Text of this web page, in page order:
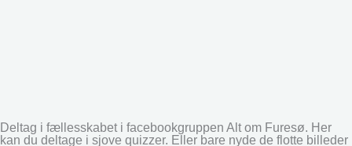
Deltag i fællesskabet i facebookgruppen Alt om Furesø. Her
kan du deltage i sjove quizzer. Eller bare nyde de flotte billeder